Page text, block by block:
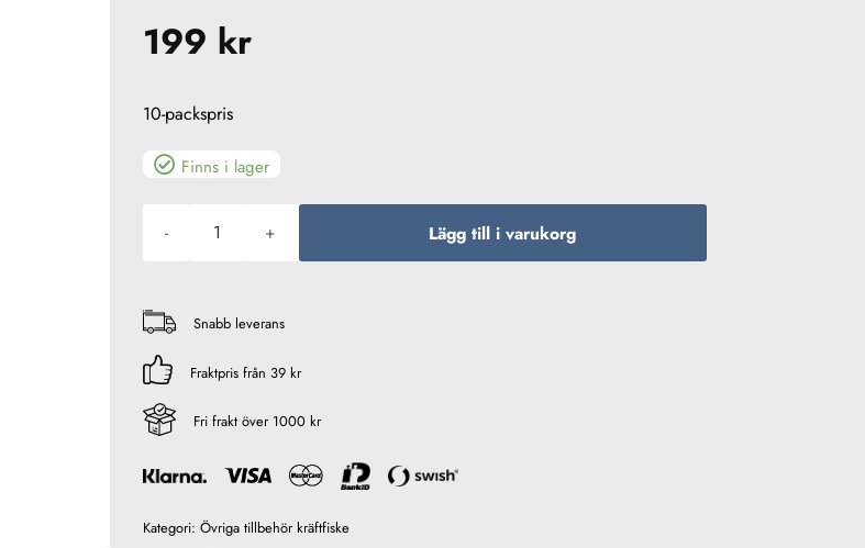
199 kr
10-packspris
Finns i lager
Lägg till i varukorg
Snabb leverans
Fraktpris från 39 kr
Fri frakt över 1000 kr
Kategori: Övriga tillbehör kräftfiske